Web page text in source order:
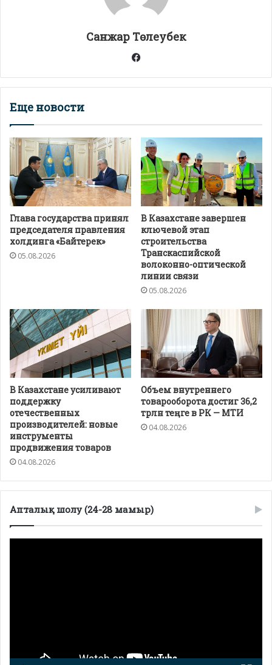
т
ь
Санжар Төлеубек
Facebook
Еще новости
Глава государства принял
председателя правления
холдинга «Байтерек»
05.08.2026
В Казахстане завершен
ключевой этап
строительства
Транскаспийской
волоконно-оптической
линии связи
05.08.2026
В Казахстане усиливают
поддержку
отечественных
производителей: новые
инструменты
продвижения товаров
04.08.2026
Объем внутреннего
товарооборота достиг 36,2
трлн теңге в РК — МТИ
04.08.2026
Апталық шолу (24-28 мамыр)